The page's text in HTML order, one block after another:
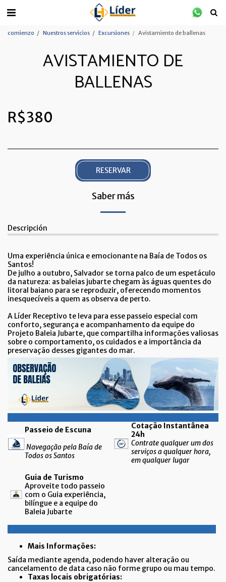
comienzo Nuestros servicios Excursiones Avistamiento de ballenas
AVISTAMIENTO DE
BALLENAS
R$380
RESERVAR
Saber más
Descripción
Uma experiência única e emocionante na Baía de Todos os
Santos!
De julho a outubro, Salvador se torna palco de um espetáculo
da natureza: as baleias jubarte chegam às águas quentes do
litoral baiano para se reproduzir, oferecendo momentos
inesquecíveis a quem as observa de perto.
A Líder Receptivo te leva para esse passeio especial com
conforto, segurança e acompanhamento da equipe do
Projeto Baleia Jubarte, que compartilha informações valiosas
sobre o comportamento, os cuidados e a importância da
preservação desses gigantes do mar.
Passeio de Escuna
Navegação pela Baía de
Todos os Santos
Cotação Instantânea
24h
Contrate qualquer um dos
serviços a qualquer hora,
em qualquer lugar
Guia de Turismo
Aproveite todo passeio
com o Guia experiência,
bilíngue e a equipe do
Baleia Jubarte
Mais Informações:
Saída mediante agenda, podendo haver alteração ou
cancelamento de data caso não forme grupo ou mau tempo.
Taxas locais obrigatórias: